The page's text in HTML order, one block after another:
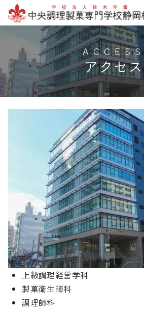
ン
ツ
へ
アクセス
上級調理経営学科
製菓衛生師科
調理師科